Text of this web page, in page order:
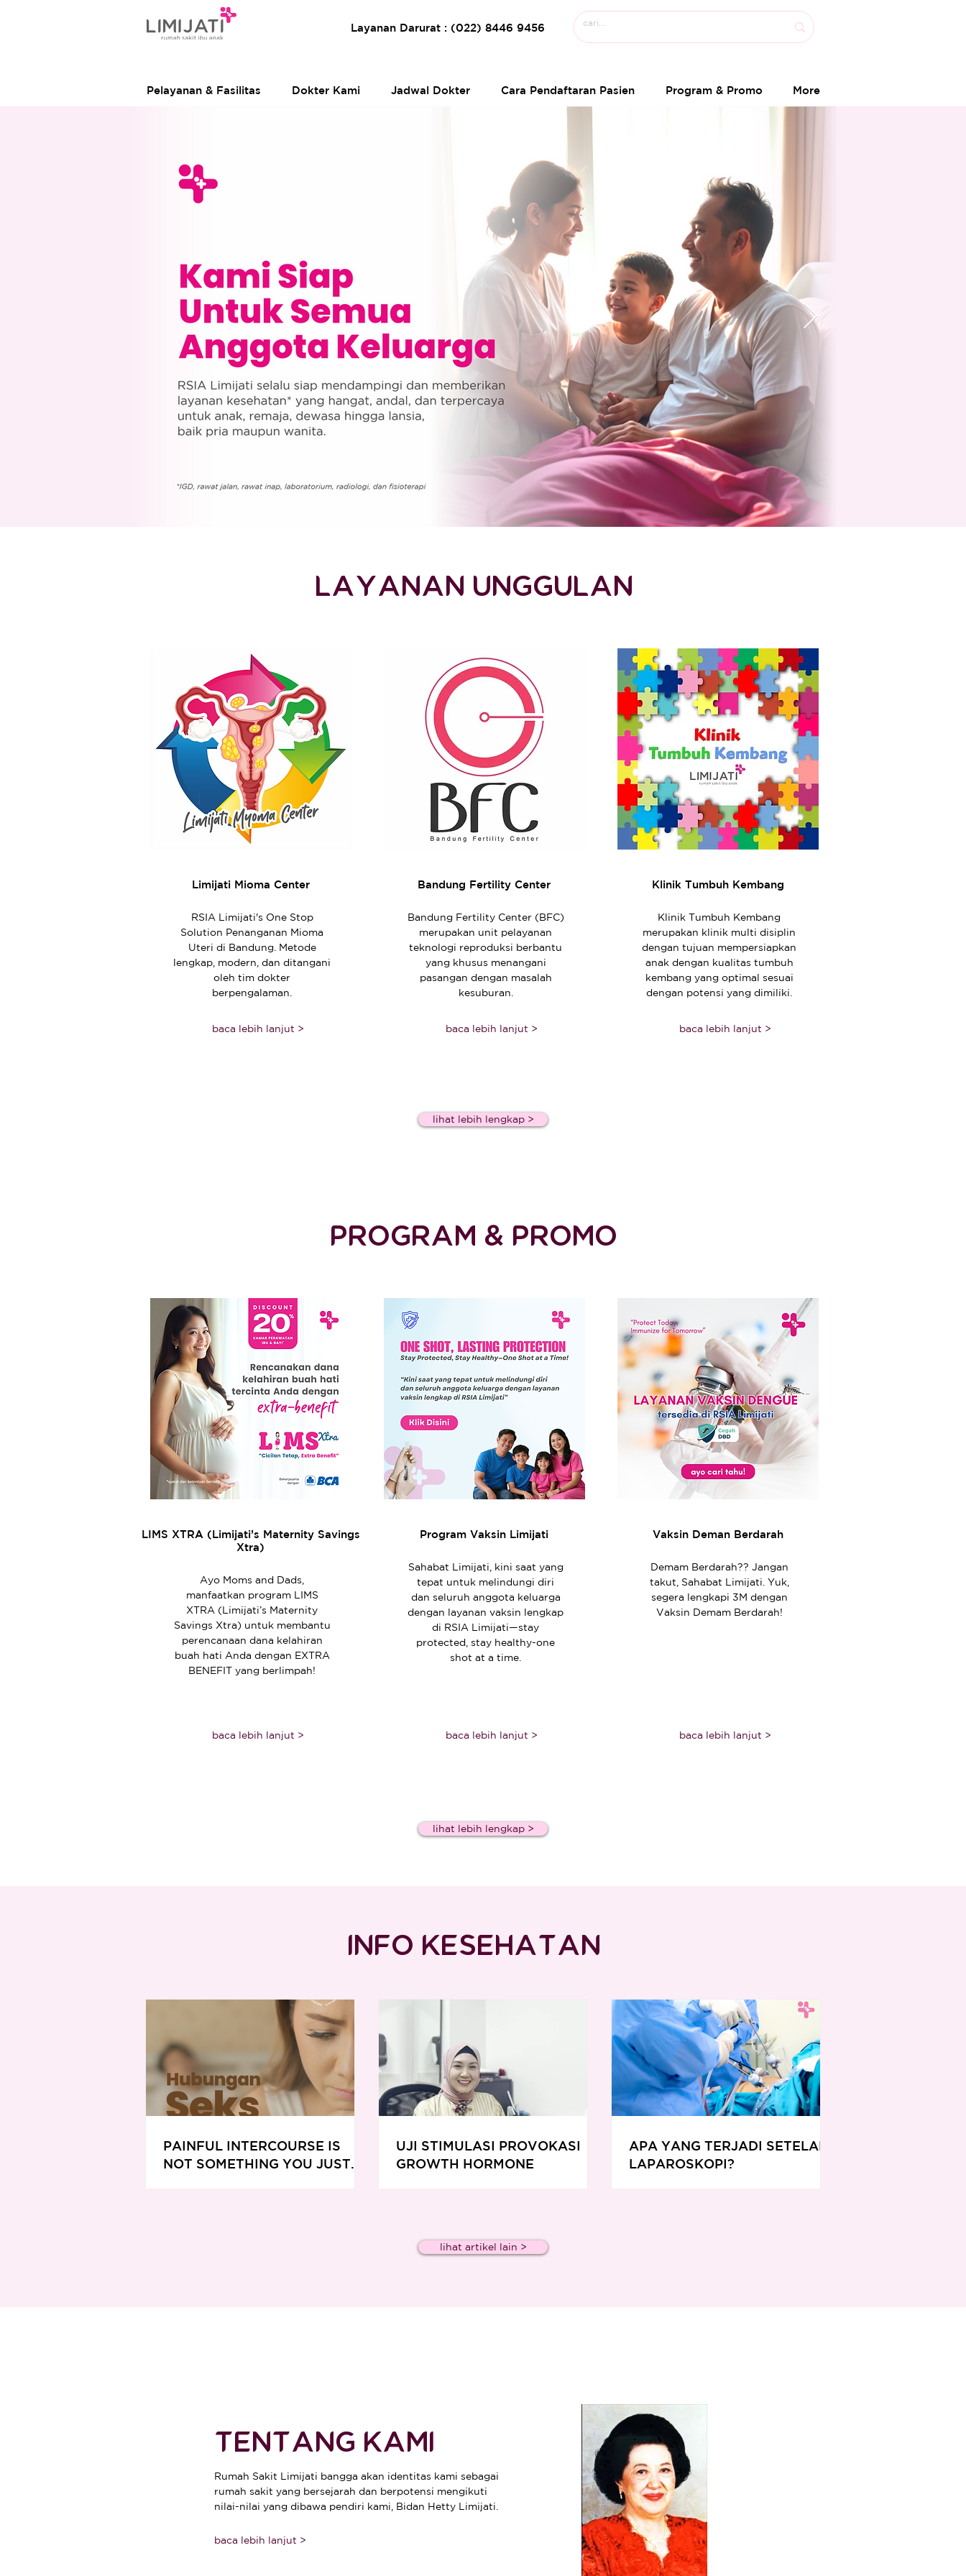
Layanan Darurat : (022) 8446 9456
Pelayanan & Fasilitas Dokter Kami Jadwal Dokter Cara Pendaftaran Pasien Program & Promo More
LAYANAN UNGGULAN
Limijati Mioma Center
RSIA Limijati's One Stop
Solution Penanganan Mioma
Uteri di Bandung. Metode
lengkap, modern, dan ditangani
oleh tim dokter
berpengalaman.
baca lebih lanjut >
Bandung Fertility Center
Bandung Fertility Center (BFC)
merupakan unit pelayanan
teknologi reproduksi berbantu
yang khusus menangani
pasangan dengan masalah
kesuburan.
baca lebih lanjut >
Klinik Tumbuh Kembang
Klinik Tumbuh Kembang
merupakan klinik multi disiplin
dengan tujuan mempersiapkan
anak dengan kualitas tumbuh
kembang yang optimal sesuai
dengan potensi yang dimiliki.
baca lebih lanjut >
lihat lebih lengkap >
PROGRAM & PROMO
LIMS XTRA (Limijati’s Maternity Savings
Xtra)
Ayo Moms and Dads,
manfaatkan program LIMS
XTRA (Limijati’s Maternity
Savings Xtra) untuk membantu
perencanaan dana kelahiran
buah hati Anda dengan EXTRA
BENEFIT yang berlimpah!
baca lebih lanjut >
Program Vaksin Limijati
Sahabat Limijati, kini saat yang
tepat untuk melindungi diri
dan seluruh anggota keluarga
dengan layanan vaksin lengkap
di RSIA Limijati—stay
protected, stay healthy-one
shot at a time.
baca lebih lanjut >
Vaksin Deman Berdarah
Demam Berdarah?? Jangan
takut, Sahabat Limijati. Yuk,
segera lengkapi 3M dengan
Vaksin Demam Berdarah!
baca lebih lanjut >
lihat lebih lengkap >
INFO KESEHATAN
PAINFUL INTERCOURSE IS
NOT SOMETHING YOU JUST
UJI STIMULASI PROVOKASI
GROWTH HORMONE
APA YANG TERJADI SETELAH
LAPAROSKOPI?
lihat artikel lain >
TENTANG KAMI
Rumah Sakit Limijati bangga akan identitas kami sebagai
rumah sakit yang bersejarah dan berpotensi mengikuti
nilai-nilai yang dibawa pendiri kami, Bidan Hetty Limijati.
baca lebih lanjut >